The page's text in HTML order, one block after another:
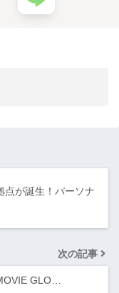
点が誕生！パーソナ
次の記事
GLO…